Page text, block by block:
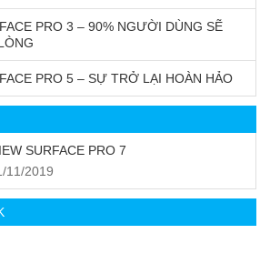
PRO 3 – 90% NGƯỜI DÙNG SẼ
PRO 5 – SỰ TRỞ LẠI HOÀN HẢO
SURFACE PRO 7
11/2019